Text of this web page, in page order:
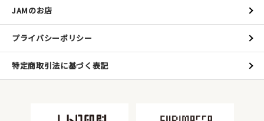
JAMのお店
プライバシーポリシー
特定商取引法に基づく表記